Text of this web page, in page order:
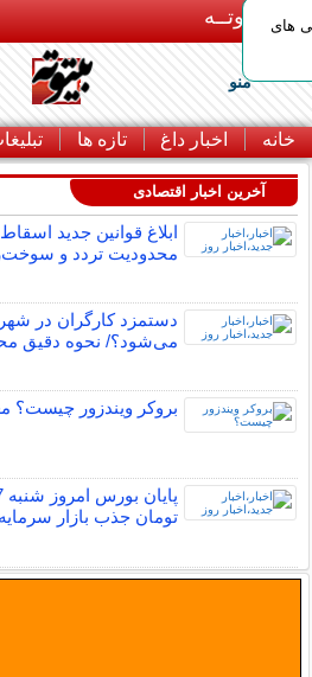
بـیتوتــه
منو
خانه اخبار داغ تازه ها
های
آخرین اخبار اقتصادی
محدودیت تردد و
دستمزد کارگران در
می‌شود؟/ نحوه دقیق
بروکر ویندزور چیست؟
تومان جذب بازار